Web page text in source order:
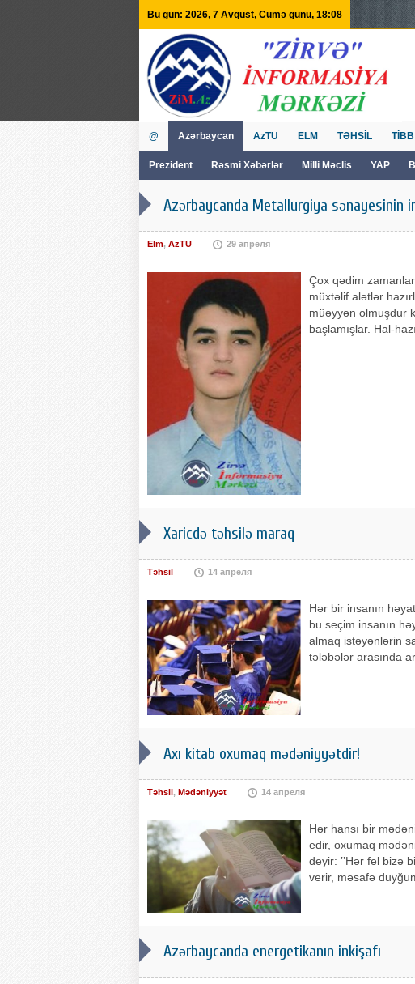
Bu gün: 2026, 7 Avqust, Cümə günü, 18:08
@ Azərbaycan
Prezident Rəsmi Xəbərlər Milli Məclis YAP
AzTU ELM TƏHSİL TİBB
Azərbaycanda Metallurgiya sənayesinin
Elm, AzTU 29 апреля
Çox qədim
müxtəlif alətlər
müəyyən olmuşdur
başlamışlar. Hal-
Xaricdə təhsilə maraq
Təhsil 14 апреля
Hər bir insanın
bu seçim insanın
almaq istəyənlərin
tələbələr arasında
Axı kitab oxumaq mədəniyyətdir!
Təhsil , Mədəniyyət 14 апреля
Hər hansı bir
edir, oxumaq
deyir: ’’Hər fel bizə
verir, məsafə
Azərbaycanda energetikanın inkişafı